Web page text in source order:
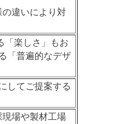
違いにより対
「楽しさ」もお
「普遍的なデザ
してご提案する
場や製材工場